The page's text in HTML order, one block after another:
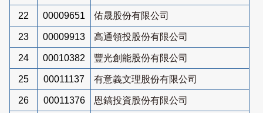
22 00009651 佑晟股份有限公司
23 00009913 高通領投股份有限公司
24 00010382 豐光創能股份有限公司
25 00011137 有意義文理股份有限公司
26 00011376 恩鎬投資股份有限公司